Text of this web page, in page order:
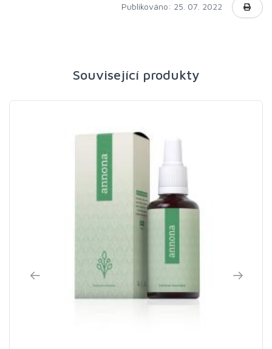
Publikováno: 25. 07. 2022
Související produkty